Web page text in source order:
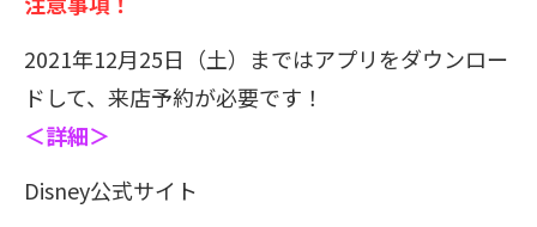
2021年12月25日（土）まではアプリをダウンロー
ドして、来店予約が必要です！
＜詳細＞
Disney公式サイト